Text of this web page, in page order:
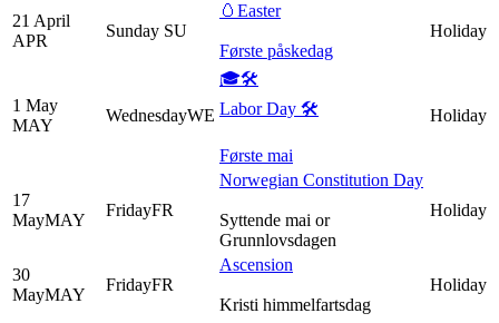
21 April
APR
Sunday SU
🥚Easter
Første påskedag
Holiday
1 May
MAY
WednesdayWE
🎓🛠
Labor Day 🛠
Første mai
Holiday
17
MayMAY
FridayFR
Norwegian Constitution Day
Syttende mai or
Grunnlovsdagen
Holiday
30
MayMAY
FridayFR
Ascension
Kristi himmelfartsdag
Holiday